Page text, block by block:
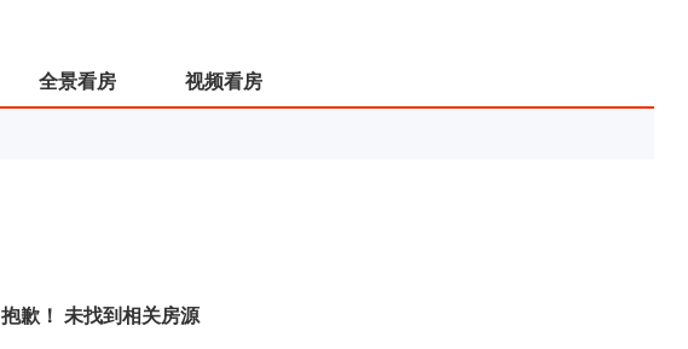
全景看房 视频看房
抱歉！ 未找到相关房源